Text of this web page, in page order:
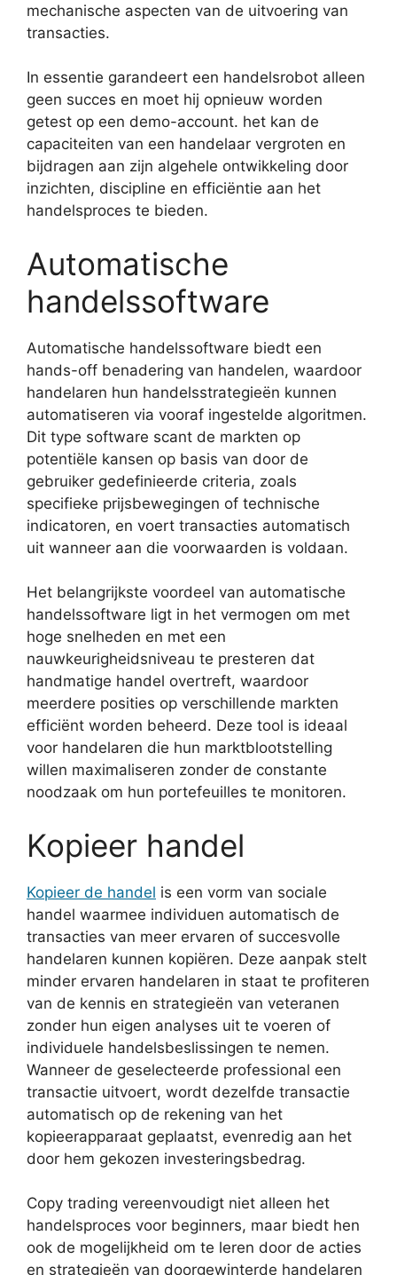
mechanische aspecten van de uitvoering van
transacties.
In essentie garandeert een handelsrobot alleen
geen succes en moet hij opnieuw worden
getest op een demo-account. het kan de
capaciteiten van een handelaar vergroten en
bijdragen aan zijn algehele ontwikkeling door
inzichten, discipline en efficiëntie aan het
handelsproces te bieden.
Automatische
handelssoftware
Automatische handelssoftware biedt een
hands-off benadering van handelen, waardoor
handelaren hun handelsstrategieën kunnen
automatiseren via vooraf ingestelde algoritmen.
Dit type software scant de markten op
potentiële kansen op basis van door de
gebruiker gedefinieerde criteria, zoals
specifieke prijsbewegingen of technische
indicatoren, en voert transacties automatisch
uit wanneer aan die voorwaarden is voldaan.
Het belangrijkste voordeel van automatische
handelssoftware ligt in het vermogen om met
hoge snelheden en met een
nauwkeurigheidsniveau te presteren dat
handmatige handel overtreft, waardoor
meerdere posities op verschillende markten
efficiënt worden beheerd. Deze tool is ideaal
voor handelaren die hun marktblootstelling
willen maximaliseren zonder de constante
noodzaak om hun portefeuilles te monitoren.
Kopieer handel
Kopieer de handel is een vorm van sociale
handel waarmee individuen automatisch de
transacties van meer ervaren of succesvolle
handelaren kunnen kopiëren. Deze aanpak stelt
minder ervaren handelaren in staat te profiteren
van de kennis en strategieën van veteranen
zonder hun eigen analyses uit te voeren of
individuele handelsbeslissingen te nemen.
Wanneer de geselecteerde professional een
transactie uitvoert, wordt dezelfde transactie
automatisch op de rekening van het
kopieerapparaat geplaatst, evenredig aan het
door hem gekozen investeringsbedrag.
Copy trading vereenvoudigt niet alleen het
handelsproces voor beginners, maar biedt hen
ook de mogelijkheid om te leren door de acties
en strategieën van doorgewinterde handelaren